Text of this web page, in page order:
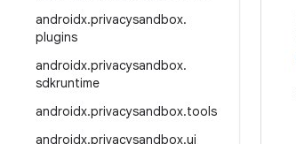
androidx.privacysandbox.
plugins
androidx.privacysandbox.
sdkruntime
androidx.privacysandbox.tools
androidx.privacysandbox.ui